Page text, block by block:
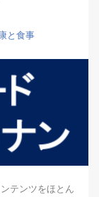
と食事
テンツをほとん